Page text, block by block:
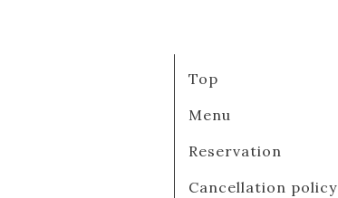
Top
Menu
Reservation
Cancellation policy